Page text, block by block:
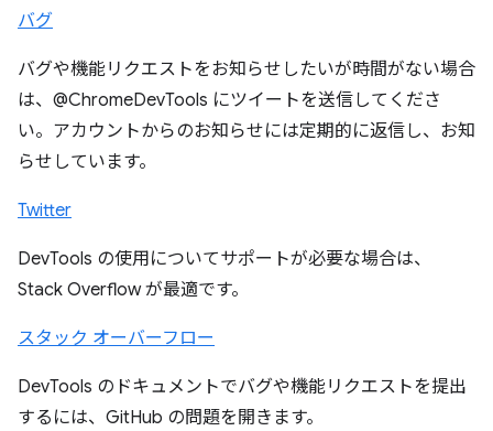
バグ
バグや機能リクエストをお知らせしたいが時間がない場合
は、@ChromeDevTools にツイートを送信してくださ
い。アカウントからのお知らせには定期的に返信し、お知
らせしています。
Twitter
DevTools の使用についてサポートが必要な場合は、
Stack Overflow が最適です。
スタック オーバーフロー
DevTools のドキュメントでバグや機能リクエストを提出
するには、GitHub の問題を開きます。